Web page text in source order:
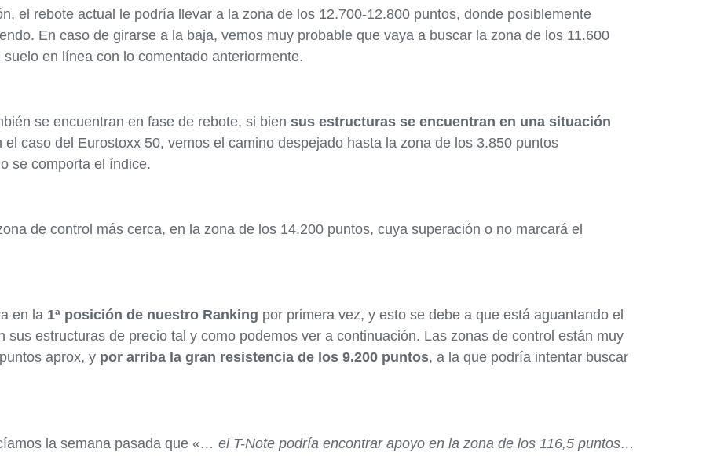
el rebote actual le podría llevar a la zona de los 12.700-12.800 puntos, donde posiblemente
En caso de girarse a la baja, vemos muy probable que vaya a buscar la zona de los 11.600
en línea con lo comentado anteriormente.
se encuentran en fase de rebote, si bien sus estructuras se encuentran en una situación
el caso del Eurostoxx 50, vemos el camino despejado hasta la zona de los 3.850 puntos
se comporta el índice.
de control más cerca, en la zona de los 14.200 puntos, cuya superación o no marcará el
en la 1ª posición de nuestro Ranking por primera vez, y esto se debe a que está aguantando el
sus estructuras de precio tal y como podemos ver a continuación. Las zonas de control están muy
aprox, y por arriba la gran resistencia de los 9.200 puntos, a la que podría intentar buscar
la semana pasada que «… el T-Note podría encontrar apoyo en la zona de los 116,5 puntos…